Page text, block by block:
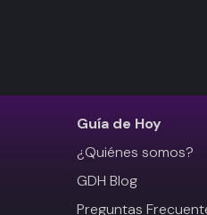
Guía de Hoy
¿Quiénes somos?
GDH Blog
Preguntas